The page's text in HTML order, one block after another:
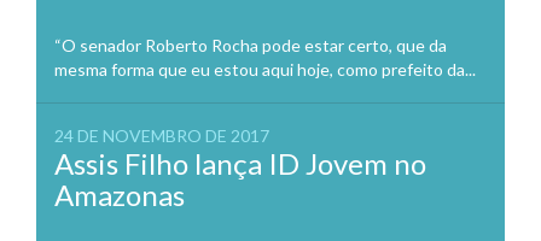
“O senador Roberto Rocha pode estar certo, que da
mesma forma que eu estou aqui hoje, como prefeito da...
24 DE NOVEMBRO DE 2017
Assis Filho lança ID Jovem no
Amazonas